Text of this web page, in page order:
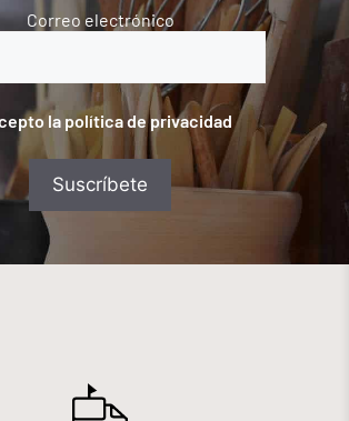
Correo electrónico
la política de privacidad